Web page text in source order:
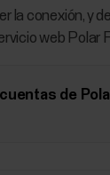
la conexión, y
web Polar
de